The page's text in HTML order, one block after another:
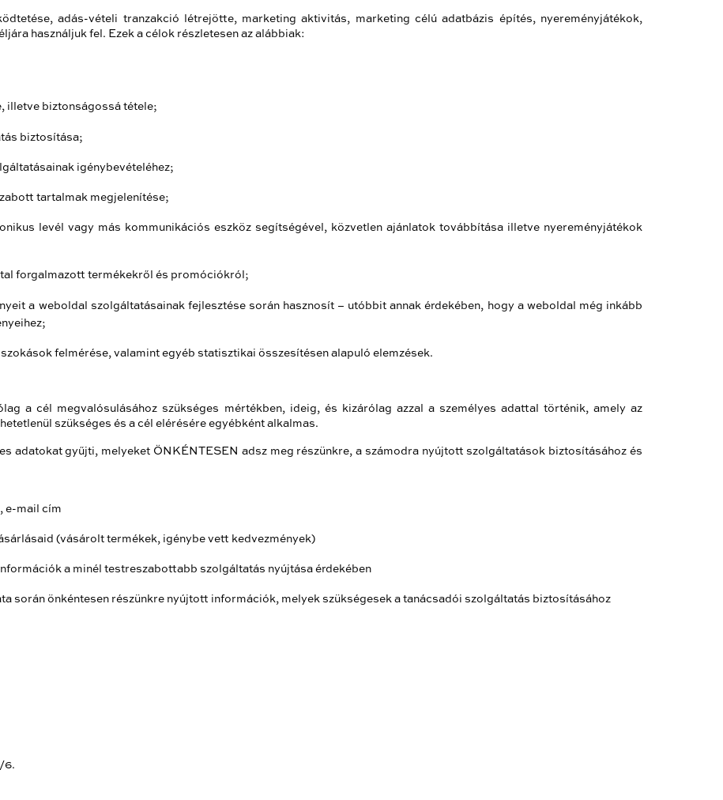
adás-vételi tranzakció létrejötte, marketing aktivitás, marketing célú adatbázis építés, nyereményjátékok,
használjuk fel. Ezek a célok részletesen az alábbiak:
illetve biztonságossá tétele;
biztosítása;
igénybevételéhez;
tartalmak megjelenítése;
levél vagy más kommunikációs eszköz segítségével, közvetlen ajánlatok továbbítása illetve nyereményjátékok
forgalmazott termékekről és promóciókról;
a weboldal szolgáltatásainak fejlesztése során hasznosít – utóbbit annak érdekében, hogy a weboldal még inkább
felmérése, valamint egyéb statisztikai összesítésen alapuló elemzések.
a cél megvalósulásához szükséges mértékben, ideig, és kizárólag azzal a személyes adattal történik, amely az
szükséges és a cél elérésére egyébként alkalmas.
adatokat gyűjti, melyeket ÖNKÉNTESEN adsz meg részünkre, a számodra nyújtott szolgáltatások biztosításához és
e-mail cím
(vásárolt termékek, igénybe vett kedvezmények)
a minél testreszabottabb szolgáltatás nyújtása érdekében
során önkéntesen részünkre nyújtott információk, melyek szükségesek a tanácsadói szolgáltatás biztosításához
6.